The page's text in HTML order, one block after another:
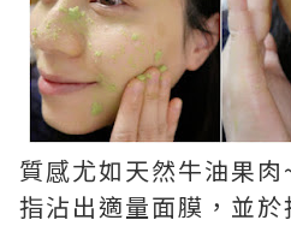
質感尤如天然牛油果
指沾出適量面膜，並